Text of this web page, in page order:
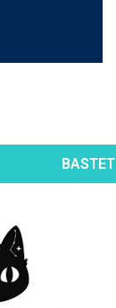
BASTET